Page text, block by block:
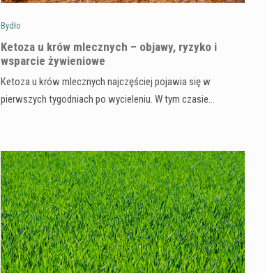
Bydło
Ketoza u krów mlecznych – objawy, ryzyko i
wsparcie żywieniowe
Ketoza u krów mlecznych najczęściej pojawia się w
pierwszych tygodniach po wycieleniu. W tym czasie…